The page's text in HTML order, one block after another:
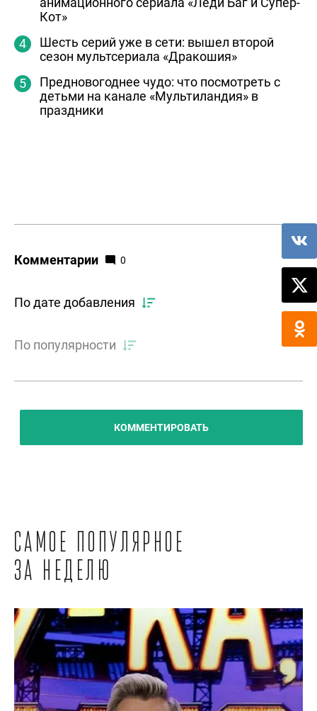
Кот»
Шесть серий уже в сети: вышел второй
сезон мультсериала «Дракошия»
Предновогоднее чудо: что посмотреть с
детьми на канале «Мультиландия» в
праздники
Комментарии 0
По дате добавления
По популярности
КОММЕНТИРОВАТЬ
Самое популярное
за неделю